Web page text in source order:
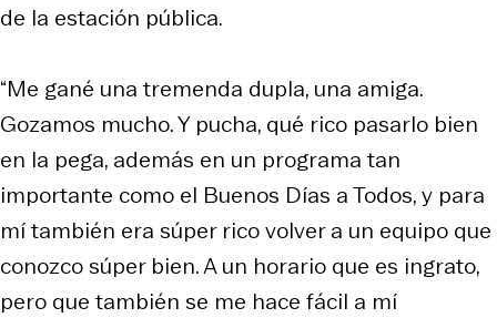
de la estación pública.
“Me gané una tremenda dupla, una amiga.
Gozamos mucho. Y pucha, qué rico pasarlo bien
en la pega, además en un programa tan
importante como el Buenos Días a Todos, y para
mí también era súper rico volver a un equipo que
conozco súper bien. A un horario que es ingrato,
pero que también se me hace fácil a mí